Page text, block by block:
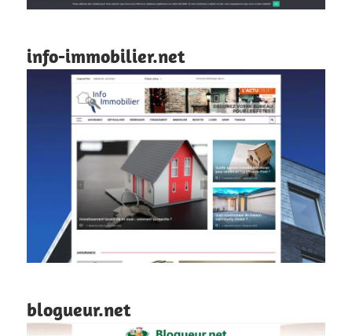
info-immobilier.net
blogueur.net